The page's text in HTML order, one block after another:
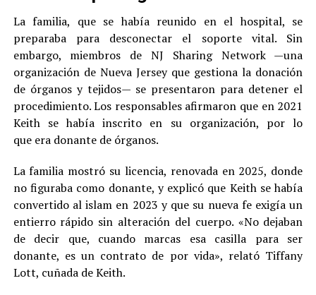
La familia, que se había reunido en el hospital, se
preparaba para desconectar el soporte vital. Sin
embargo, miembros de NJ Sharing Network —una
organización de Nueva Jersey que gestiona la donación
de órganos y tejidos— se presentaron para detener el
procedimiento. Los responsables afirmaron que en 2021
Keith se había inscrito en su organización, por lo
que era donante de órganos.
La familia mostró su licencia, renovada en 2025, donde
no figuraba como donante, y explicó que Keith se había
convertido al islam en 2023 y que su nueva fe exigía un
entierro rápido sin alteración del cuerpo. «No dejaban
de decir que, cuando marcas esa casilla para ser
donante, es un contrato de por vida», relató Tiffany
Lott, cuñada de Keith.